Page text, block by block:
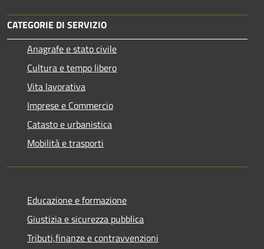
CATEGORIE DI SERVIZIO
Anagrafe e stato civile
Cultura e tempo libero
Vita lavorativa
Imprese e Commercio
Catasto e urbanistica
Mobilità e trasporti
Educazione e formazione
Giustizia e sicurezza pubblica
Tributi,finanze e contravvenzioni